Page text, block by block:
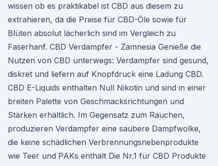
wissen ob es praktikabel ist CBD aus diesem zu
extrahieren, da die Preise für CBD-Öle sowie für
Blüten absolut lächerlich sind im Vergleich zu
Faserhanf. CBD Verdampfer - Zamnesia Genieße die
Nutzen von CBD unterwegs: Verdampfer sind gesund,
diskret und liefern auf Knopfdruck eine Ladung CBD.
CBD E-Liquids enthalten Null Nikotin und sind in einer
breiten Palette von Geschmacksrichtungen und
Stärken erhältlich. Im Gegensatz zum Rauchen,
produzieren Verdampfer eine saubere Dampfwolke,
die keine schädlichen Verbrennungsnebenprodukte
wie Teer und PAKs enthält Die Nr.1 für CBD Produkte